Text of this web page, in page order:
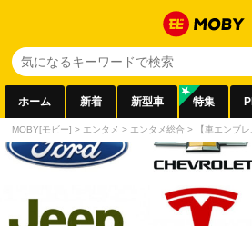
ホーム 新着 新型車 特集
MOBY[モビー] > エンタメ > エンタメ総合 > 【車エンブ